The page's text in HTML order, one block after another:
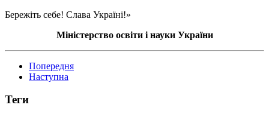
Бережіть себе! Слава Україні!»
Міністерство освіти і науки України
Попередня
Наступна
Теги